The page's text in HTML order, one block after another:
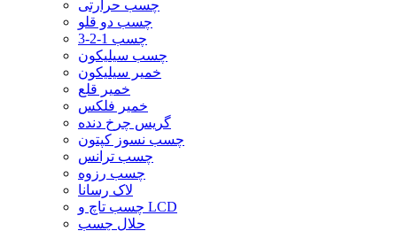
چسب حرارتی
چسب دو قلو
چسب 1-2-3
چسب سیلیکون
خمیر سیلیکون
خمیر قلع
خمیر فلکس
گریس چرخ دنده
چسب نسوز کپتون
چسب ترانس
چسب رزوه
لاک رسانا
چسب تاچ و LCD
حلال چسب